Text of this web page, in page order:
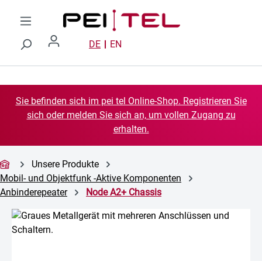
Zum Hauptinhalt springen
DE EN
Sie befinden sich im pei tel Online-Shop. Registrieren Sie
sich oder melden Sie sich an, um vollen Zugang zu
erhalten.
Unsere Produkte
Mobil- und Objektfunk -Aktive Komponenten
Anbinderepeater
Node A2+ Chassis
Bildergalerie überspringen